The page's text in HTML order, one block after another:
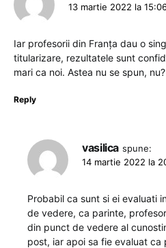
13 martie 2022 la
Iar profesorii din Franța dau o
titularizare, rezultatele sunt
mari ca noi. Astea nu se spun,
Reply
vasilica spune:
14 martie 2022 la
Probabil ca sunt si ei evaluati
de vedere, ca parinte,
din punct de vedere al
post, iar apoi sa fie evaluat